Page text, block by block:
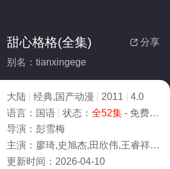
 分享
甜心格格(全集)
别名：tianxingege
大陆 经典,国产动漫 2011
4.0
语言： 国语 状态： 全52集- 免费在线观看
导演： 彭雪梅
主演： 廖琦,史旭杰,田欣伟,王睿祥,陈萃,刘洋,王天水,徐欣,孙添,刘婷婷
更新时间： 2026-04-10